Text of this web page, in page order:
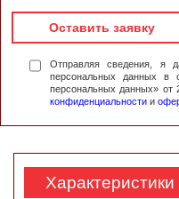
Оставить заявку
Отправляя сведения, я
персональных данных
персональных данных» от
конфиденциальности и
Характеристики